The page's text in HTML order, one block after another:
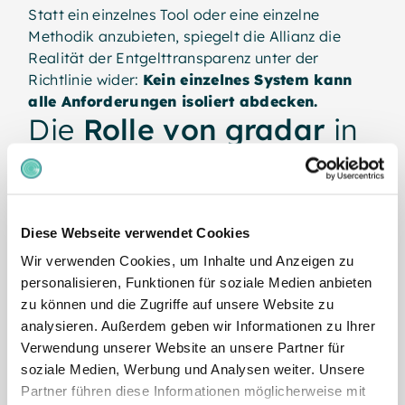
Diese Webseite verwendet Cookies
Wir verwenden Cookies, um Inhalte und Anzeigen zu
personalisieren, Funktionen für soziale Medien anbieten
zu können und die Zugriffe auf unsere Website zu
analysieren. Außerdem geben wir Informationen zu Ihrer
Verwendung unserer Website an unsere Partner für
soziale Medien, Werbung und Analysen weiter. Unsere
Partner führen diese Informationen möglicherweise mit
Statt ein einzelnes Tool oder eine einzelne
Methodik anzubieten, spiegelt die Allianz die
Realität der Entgelttransparenz unter der
Richtlinie wider: Kein einzelnes System kann
alle Anforderungen isoliert abdecken.
Die Rolle von gradar in
der Allianz
sich auf diestrukturellen und analytischen
Grundlagen, die die Richtlinie erfordert.
Stellenbewertung und
gleichwertige Arbeit
gradar ist ein analytisches,
punktfaktorenbasiertes System zur
Stellenbewertung auf Grundlage
Stellenarchitektur und